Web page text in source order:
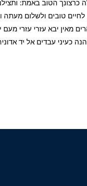
כרצונך הטוב באמת:
טובים ולשלום
מאין יבא עזרי עזרי
כעיני עבדים אל יד